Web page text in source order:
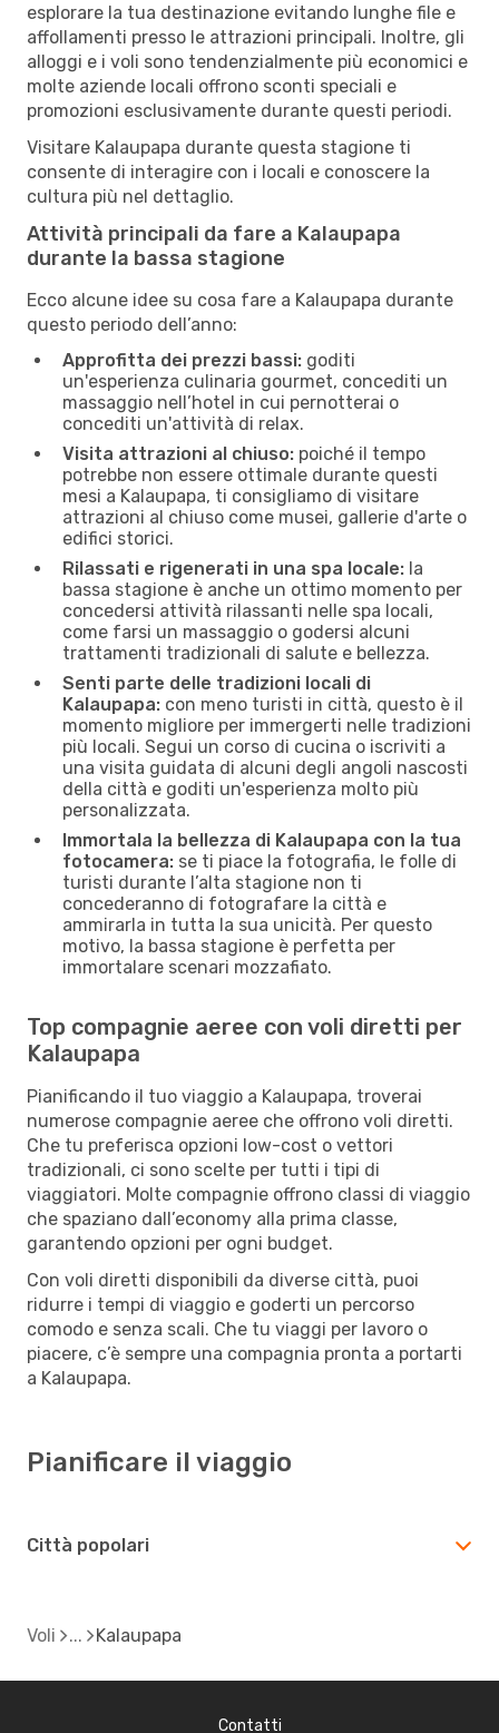
esplorare la tua destinazione evitando lunghe file e
affollamenti presso le attrazioni principali. Inoltre, gli
alloggi e i voli sono tendenzialmente più economici e
molte aziende locali offrono sconti speciali e
promozioni esclusivamente durante questi periodi.
Visitare Kalaupapa durante questa stagione ti
consente di interagire con i locali e conoscere la
cultura più nel dettaglio.
Attività principali da fare a Kalaupapa
durante la bassa stagione
Ecco alcune idee su cosa fare a Kalaupapa durante
questo periodo dell’anno:
Approfitta dei prezzi bassi: goditi
un'esperienza culinaria gourmet, concediti un
massaggio nell’hotel in cui pernotterai o
concediti un'attività di relax.
Visita attrazioni al chiuso: poiché il tempo
potrebbe non essere ottimale durante questi
mesi a Kalaupapa, ti consigliamo di visitare
attrazioni al chiuso come musei, gallerie d'arte o
edifici storici.
Rilassati e rigenerati in una spa locale: la
bassa stagione è anche un ottimo momento per
concedersi attività rilassanti nelle spa locali,
come farsi un massaggio o godersi alcuni
trattamenti tradizionali di salute e bellezza.
Senti parte delle tradizioni locali di
Kalaupapa: con meno turisti in città, questo è il
momento migliore per immergerti nelle tradizioni
più locali. Segui un corso di cucina o iscriviti a
una visita guidata di alcuni degli angoli nascosti
della città e goditi un'esperienza molto più
personalizzata.
Immortala la bellezza di Kalaupapa con la tua
fotocamera: se ti piace la fotografia, le folle di
turisti durante l’alta stagione non ti
concederanno di fotografare la città e
ammirarla in tutta la sua unicità. Per questo
motivo, la bassa stagione è perfetta per
immortalare scenari mozzafiato.
Top compagnie aeree con voli diretti per
Kalaupapa
Pianificando il tuo viaggio a Kalaupapa, troverai
numerose compagnie aeree che offrono voli diretti.
Che tu preferisca opzioni low-cost o vettori
tradizionali, ci sono scelte per tutti i tipi di
viaggiatori. Molte compagnie offrono classi di viaggio
che spaziano dall’economy alla prima classe,
garantendo opzioni per ogni budget.
Con voli diretti disponibili da diverse città, puoi
ridurre i tempi di viaggio e goderti un percorso
comodo e senza scali. Che tu viaggi per lavoro o
piacere, c’è sempre una compagnia pronta a portarti
a Kalaupapa.
Pianificare il viaggio
Città popolari
Voli Kalaupapa
Contatti